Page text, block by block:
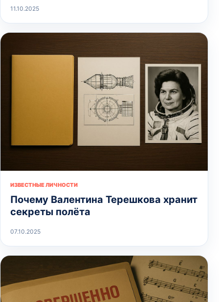
11.10.2025
ИЗВЕСТНЫЕ ЛИЧНОСТИ
Почему Валентина Терешкова хранит
секреты полёта
07.10.2025